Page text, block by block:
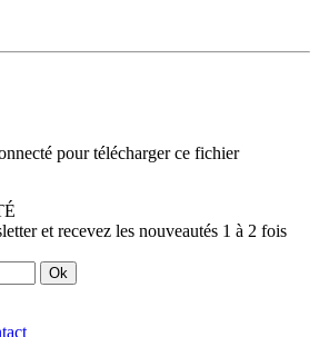
pour télécharger ce fichier
et recevez les nouveautés 1 à 2 fois
Ok